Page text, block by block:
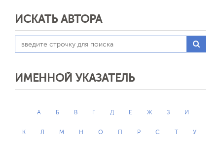
ИСКАТЬ АВТОРА
ИМЕННОЙ УКАЗАТЕЛЬ
А Б В Г Д Е Ж З И
К Л М Н О П Р С Т У